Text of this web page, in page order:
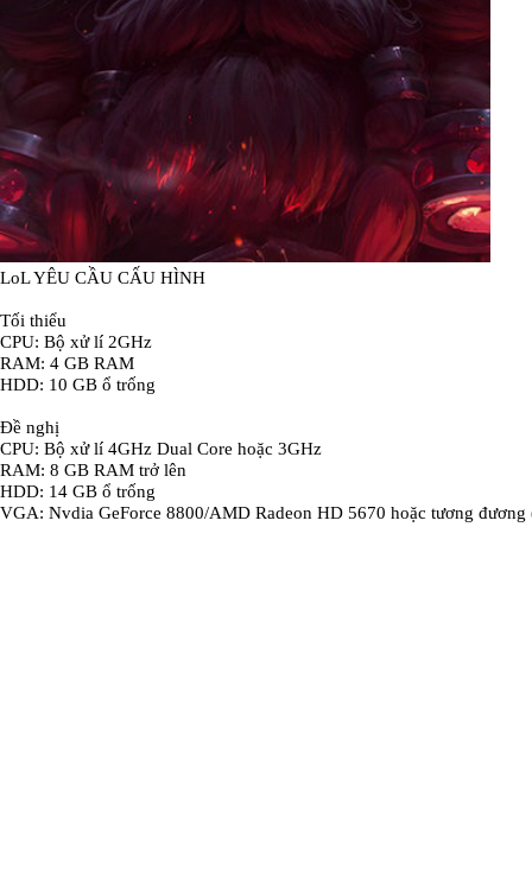
LoL YÊU CẦU CẤU HÌNH
Tối thiểu
CPU: Bộ xử lí 2GHz
RAM: 4 GB RAM
HDD: 10 GB ổ trống
Đề nghị
CPU: Bộ xử lí 4GHz Dual Core hoặc 3GHz
RAM: 8 GB RAM trở lên
HDD: 14 GB ổ trống
VGA: Nvdia GeForce 8800/AMD Radeon HD 5670 hoặc tương